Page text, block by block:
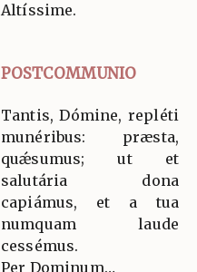
Altíssime.
POSTCOMMUNIO
Tantis, Dómine, repléti
munéribus: præsta,
quǽsumus; ut et
salutária dona
capiámus, et a tua
numquam laude
cessémus.
Per Dominum…